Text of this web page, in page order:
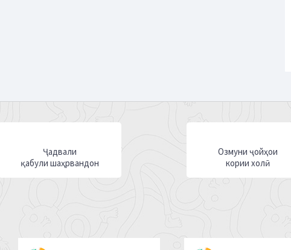
Ҷадвали
қабули шаҳрвандон
Озмуни ҷойҳои
кории холӣ